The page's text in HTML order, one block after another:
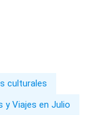
culturales
y Viajes en Julio